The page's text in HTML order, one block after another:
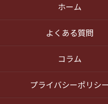
ホーム
よくある質問
コラム
プライバシーポリシー